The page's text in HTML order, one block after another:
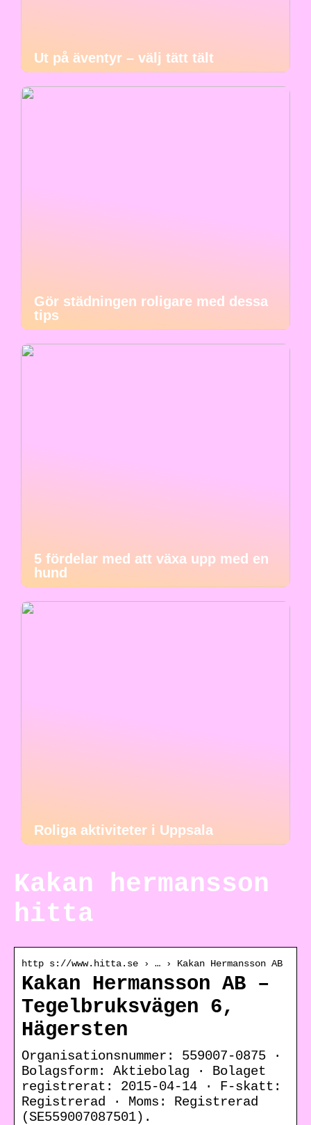
Ut på äventyr – välj tätt tält
Gör städningen roligare med dessa
tips
5 fördelar med att växa upp med en
hund
Roliga aktiviteter i Uppsala
Kakan hermansson
hitta
http s://www.hitta.se › … › Kakan Hermansson AB
Kakan Hermansson AB –
Tegelbruksvägen 6,
Hägersten
Organisationsnummer: 559007-0875 ·
Bolagsform: Aktiebolag · Bolaget
registrerat: 2015-04-14 · F-skatt:
Registrerad · Moms: Registrerad
(SE559007087501).